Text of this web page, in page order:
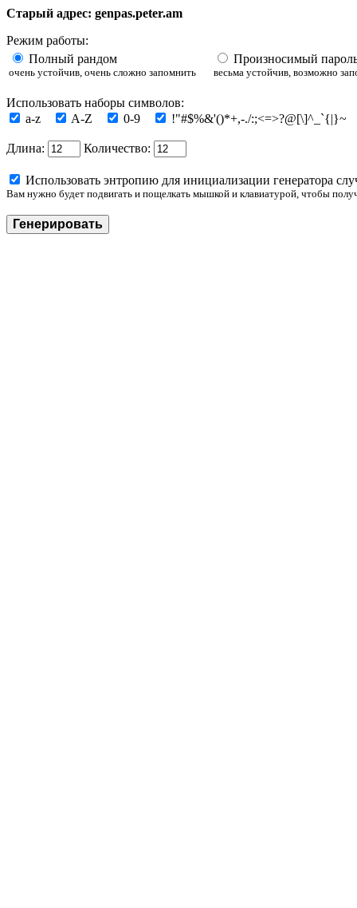
Старый адрес: genpas.peter.am
Режим работы:
Полный рандом
очень устойчив, очень сложно запомнить
Произносимый
весьма устойчив, возможно
Использовать наборы символов:
a-z
A-Z 0-9 !"#$%&'()*+,-./:;<=>?@[\]^_`{|}~
Длина: Количество:
Использовать энтропию для инициализации генератора
Вам нужно будет подвигать и пощелкать мышкой и клавиатурой, чтобы